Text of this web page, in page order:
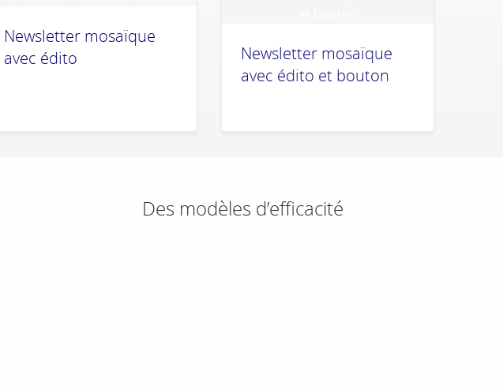
Newsletter mosaïque
avec édito
Newsletter mosaïque
avec édito et bouton
Des modèles d’efficacité